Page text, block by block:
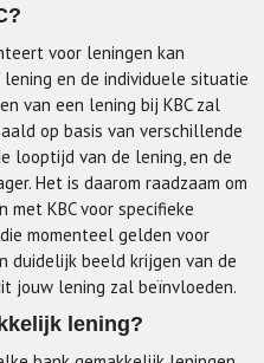
voor leningen kan
en de individuele situatie
van een lening bij KBC zal
op basis van verschillende
looptijd van de lening, en de
Het is daarom raadzaam om
KBC voor specifieke
momenteel gelden voor
duidelijk beeld krijgen van de
jouw lening zal beïnvloeden.
lening?